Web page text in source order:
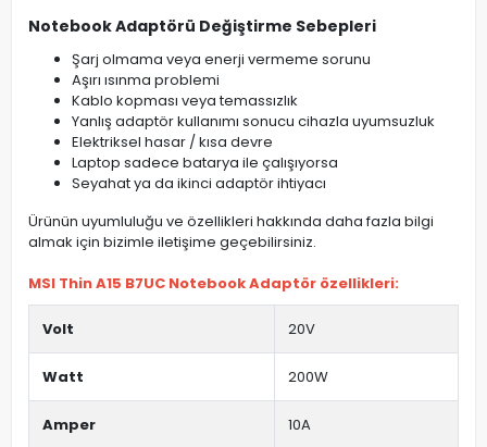
Notebook Adaptörü Değiştirme Sebepleri
Şarj olmama veya enerji vermeme sorunu
Aşırı ısınma problemi
Kablo kopması veya temassızlık
Yanlış adaptör kullanımı sonucu cihazla uyumsuzluk
Elektriksel hasar / kısa devre
Laptop sadece batarya ile çalışıyorsa
Seyahat ya da ikinci adaptör ihtiyacı
Ürünün uyumluluğu ve özellikleri hakkında daha fazla bilgi
almak için bizimle iletişime geçebilirsiniz.
MSI Thin A15 B7UC Notebook Adaptör özellikleri:
Volt 20V
Watt 200W
Amper 10A